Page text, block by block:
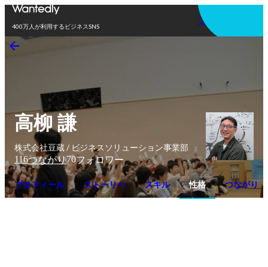
400万人が利用するビジネスSNS
アプリを使う
高柳 謙
株式会社豆蔵 / ビジネスソリューション事業部
116つながり70フォロワー
プロフィール ストーリー スキル 性格 つながり